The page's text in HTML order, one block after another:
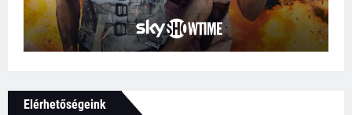
Elérhetőségeink